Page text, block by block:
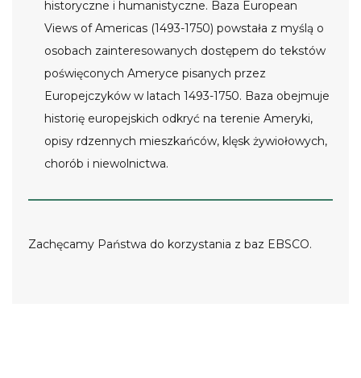
historyczne i humanistyczne. Baza European
Views of Americas (1493-1750) powstała z myślą o
osobach zainteresowanych dostępem do tekstów
poświęconych Ameryce pisanych przez
Europejczyków w latach 1493-1750. Baza obejmuje
historię europejskich odkryć na terenie Ameryki,
opisy rdzennych mieszkańców, klęsk żywiołowych,
chorób i niewolnictwa.
Zachęcamy Państwa do korzystania z baz EBSCO.